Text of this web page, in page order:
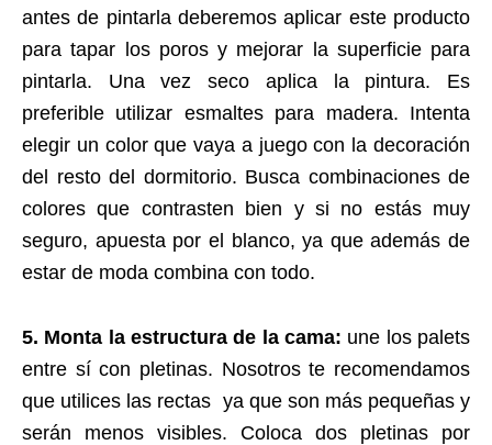
antes de pintarla deberemos aplicar este producto
para tapar los poros y mejorar la superficie para
pintarla. Una vez seco aplica la pintura. Es
preferible utilizar esmaltes para madera. Intenta
elegir un color que vaya a juego con la decoración
del resto del dormitorio. Busca combinaciones de
colores que contrasten bien y si no estás muy
seguro, apuesta por el blanco, ya que además de
estar de moda combina con todo.
5. Monta la estructura de la cama: une los palets
entre sí con pletinas. Nosotros te recomendamos
que utilices las rectas ya que son más pequeñas y
serán menos visibles. Coloca dos pletinas por